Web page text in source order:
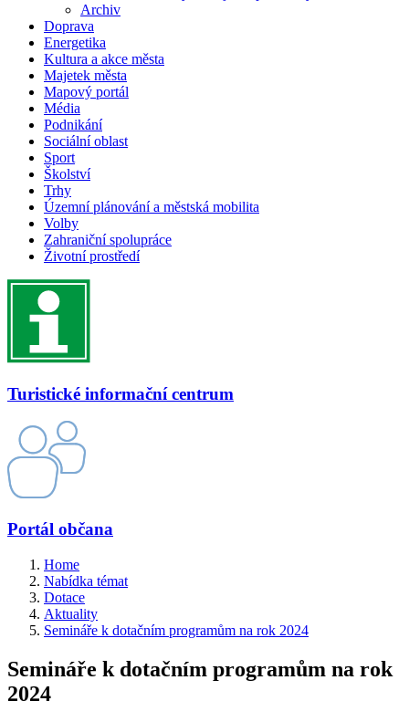
Archiv
Doprava
Energetika
Kultura a akce města
Majetek města
Mapový portál
Média
Podnikání
Sociální oblast
Sport
Školství
Trhy
Územní plánování a městská mobilita
Volby
Zahraniční spolupráce
Životní prostředí
Turistické informační centrum
Portál občana
Home
Nabídka témat
Dotace
Aktuality
Semináře k dotačním programům na rok 2024
Semináře k dotačním programům na rok
2024